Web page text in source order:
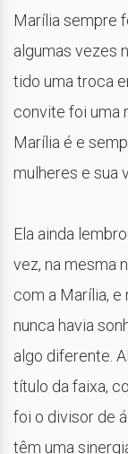
Marília sempre
algumas vezes
tido uma troca
convite foi uma
Marília é e
mulheres e sua
Ela ainda
vez, na mesma
com a Marília,
nunca havia
algo diferente.
título da faixa,
foi o divisor de
têm uma